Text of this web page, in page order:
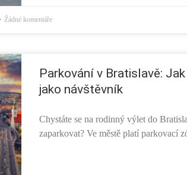
Žádné komentáře
Parkování v Bratislavě:
jako návštěvník
Chystáte se na rodinný výlet do
zaparkovat? Ve městě platí parkovací